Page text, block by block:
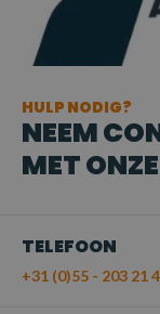
HULP NODIG?
NEEM
MET
TELEFOON
+31 (0)55 - 203 21